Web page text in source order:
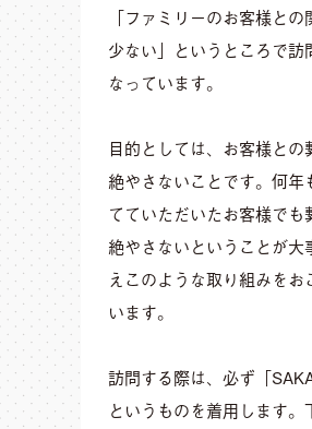
「ファミリーのお客様と
少ない」というところで訪
なっています。
目的としては、お客様との
絶やさないことです。何年
てていただいたお客様でも
絶やさないということが大
えこのような取り組みをお
います。
訪問する際は、必ず「
というものを着用します。